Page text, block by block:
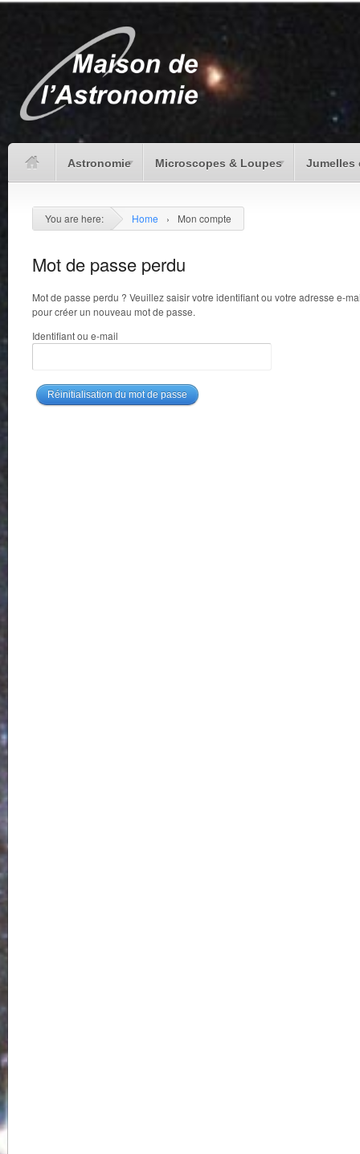
Astronomie Microscopes & Loupes Jumelles
You are here: Home › Mon compte
Mot de passe perdu
Mot de passe perdu ? Veuillez saisir votre identifiant ou votre adresse e-
pour créer un nouveau mot de passe.
Identifiant ou e-mail
Réinitialisation du mot de passe